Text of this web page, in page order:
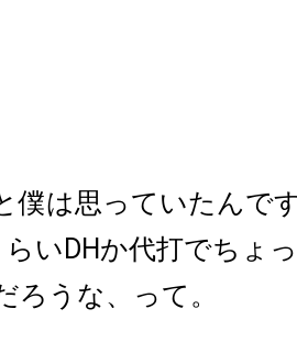
僕は思っていたんで
い DHか代打でちょ
ろうな、って。